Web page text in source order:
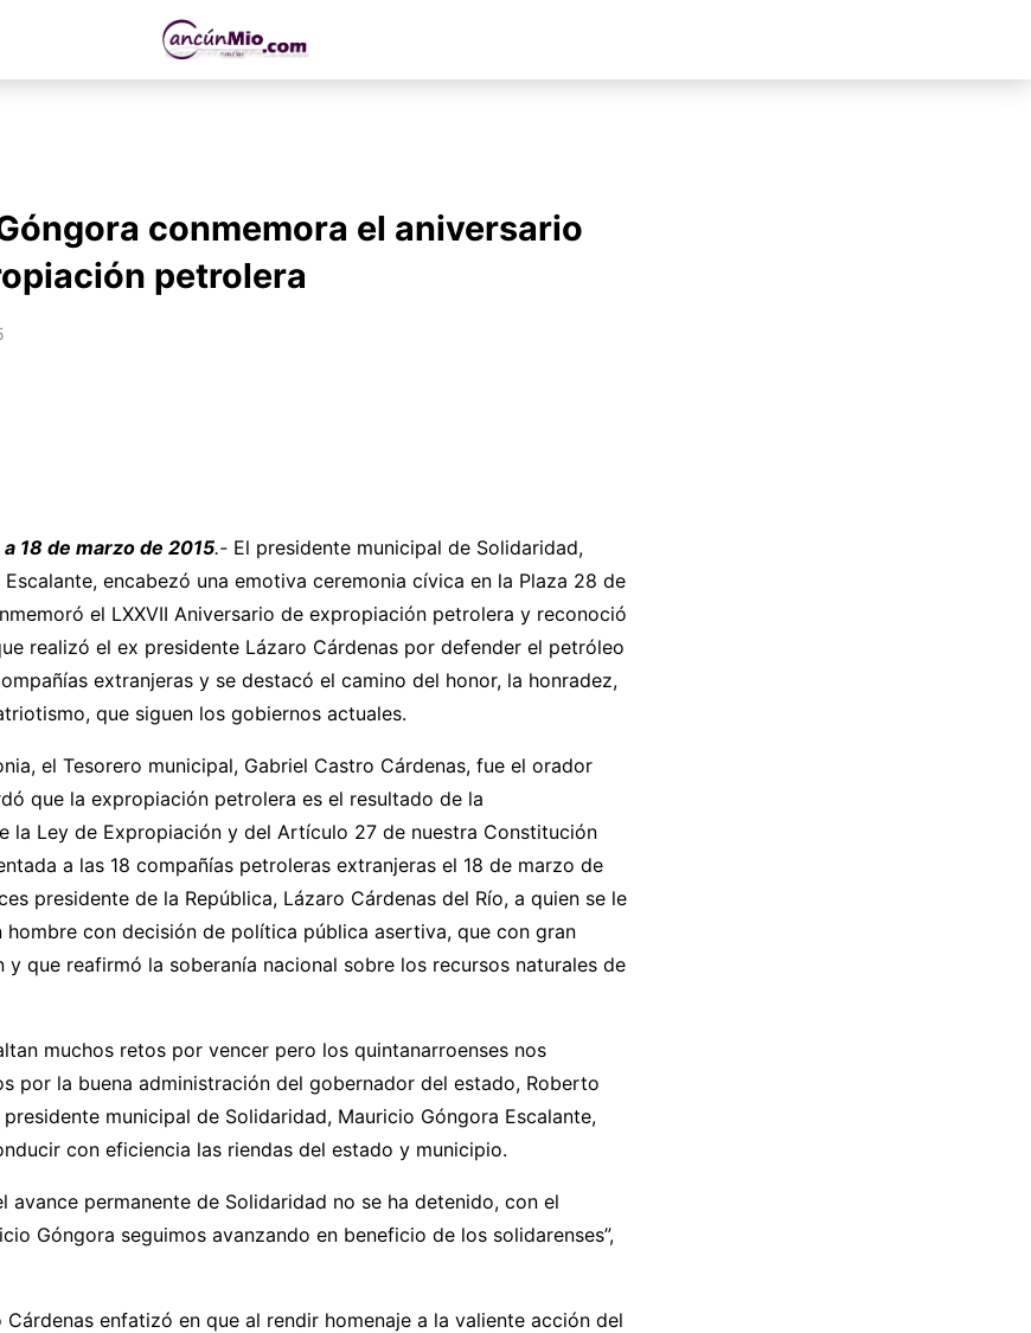
conmemora el aniversario
petrolera
18 de marzo de 2015.- El presidente municipal de Solidaridad,
encabezó una emotiva ceremonia cívica en la Plaza 28 de
el LXXVII Aniversario de expropiación petrolera y reconoció
realizó el ex presidente Lázaro Cárdenas por defender el petróleo
extranjeras y se destacó el camino del honor, la honradez,
que siguen los gobiernos actuales.
el Tesorero municipal, Gabriel Castro Cárdenas, fue el orador
que la expropiación petrolera es el resultado de la
la Ley de Expropiación y del Artículo 27 de nuestra Constitución
a las 18 compañías petroleras extranjeras el 18 de marzo de
presidente de la República, Lázaro Cárdenas del Río, a quien se le
hombre con decisión de política pública asertiva, que con gran
y que reafirmó la soberanía nacional sobre los recursos naturales de
muchos retos por vencer pero los quintanarroenses nos
por la buena administración del gobernador del estado, Roberto
municipal de Solidaridad, Mauricio Góngora Escalante,
con eficiencia las riendas del estado y municipio.
avance permanente de Solidaridad no se ha detenido, con el
Góngora seguimos avanzando en beneficio de los solidarenses”,
Cárdenas enfatizó en que al rendir homenaje a la valiente acción del